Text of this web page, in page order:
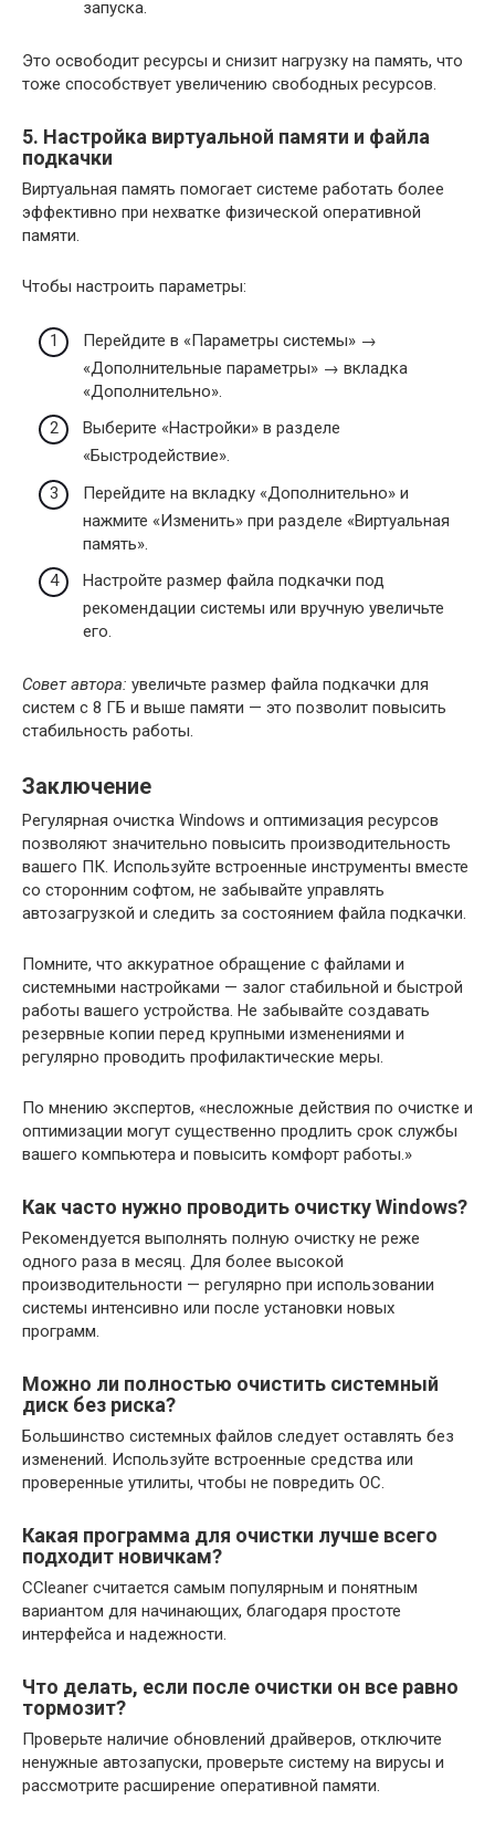
запуска.
Это освободит ресурсы и снизит нагрузку на память, что
тоже способствует увеличению свободных ресурсов.
5. Настройка виртуальной памяти и файла
подкачки
Виртуальная память помогает системе работать более
эффективно при нехватке физической оперативной
памяти.
Чтобы настроить параметры:
Перейдите в «Параметры системы» →
«Дополнительные параметры» → вкладка
«Дополнительно».
Выберите «Настройки» в разделе
«Быстродействие».
Перейдите на вкладку «Дополнительно» и
нажмите «Изменить» при разделе «Виртуальная
память».
Настройте размер файла подкачки под
рекомендации системы или вручную увеличьте
его.
Совет автора: увеличьте размер файла подкачки для
систем с 8 ГБ и выше памяти — это позволит повысить
стабильность работы.
Заключение
Регулярная очистка Windows и оптимизация ресурсов
позволяют значительно повысить производительность
вашего ПК. Используйте встроенные инструменты вместе
со сторонним софтом, не забывайте управлять
автозагрузкой и следить за состоянием файла подкачки.
Помните, что аккуратное обращение с файлами и
системными настройками — залог стабильной и быстрой
работы вашего устройства. Не забывайте создавать
резервные копии перед крупными изменениями и
регулярно проводить профилактические меры.
По мнению экспертов, «несложные действия по очистке и
оптимизации могут существенно продлить срок службы
вашего компьютера и повысить комфорт работы.»
Как часто нужно проводить очистку Windows?
Рекомендуется выполнять полную очистку не реже
одного раза в месяц. Для более высокой
производительности — регулярно при использовании
системы интенсивно или после установки новых
программ.
Можно ли полностью очистить системный
диск без риска?
Большинство системных файлов следует оставлять без
изменений. Используйте встроенные средства или
проверенные утилиты, чтобы не повредить ОС.
Какая программа для очистки лучше всего
подходит новичкам?
CCleaner считается самым популярным и понятным
вариантом для начинающих, благодаря простоте
интерфейса и надежности.
Что делать, если после очистки он все равно
тормозит?
Проверьте наличие обновлений драйверов, отключите
ненужные автозапуски, проверьте систему на вирусы и
рассмотрите расширение оперативной памяти.